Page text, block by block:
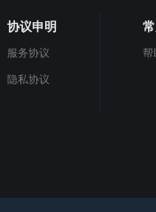
协议申明
服务协议
隐私协议
帮